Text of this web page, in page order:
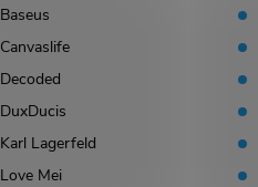
Baseus
Canvaslife
Decoded
DuxDucis
Karl Lagerfeld
Love Mei